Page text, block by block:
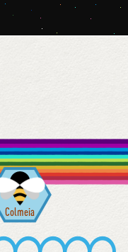
Colmeia